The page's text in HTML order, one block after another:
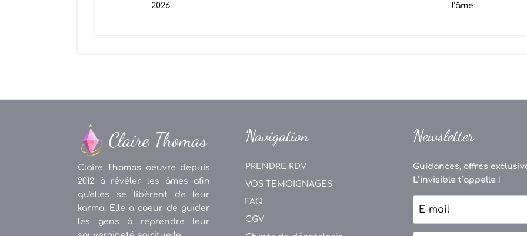
2026
l’âme
Claire Thomas oeuvre depuis
2012 à révéler les âmes afin
qu'elles se libèrent de leur
karma. Elle a coeur de guider
les gens à reprendre leur
Navigation
PRENDRE RDV
VOS TEMOIGNAGES
FAQ
CGV
Newsletter
Guidances, offres
L’invisible t’appelle !